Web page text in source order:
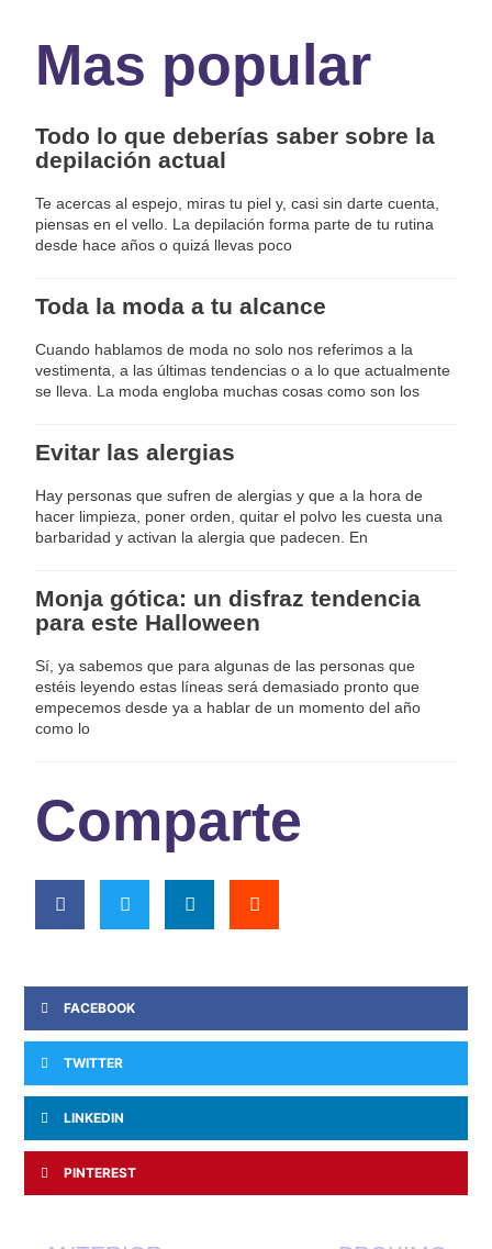
Mas popular
Todo lo que deberías saber sobre la
depilación actual
Te acercas al espejo, miras tu piel y, casi sin darte cuenta,
piensas en el vello. La depilación forma parte de tu rutina
desde hace años o quizá llevas poco
Toda la moda a tu alcance
Cuando hablamos de moda no solo nos referimos a la
vestimenta, a las últimas tendencias o a lo que actualmente
se lleva. La moda engloba muchas cosas como son los
Evitar las alergias
Hay personas que sufren de alergias y que a la hora de
hacer limpieza, poner orden, quitar el polvo les cuesta una
barbaridad y activan la alergia que padecen. En
Monja gótica: un disfraz tendencia
para este Halloween
Sí, ya sabemos que para algunas de las personas que
estéis leyendo estas líneas será demasiado pronto que
empecemos desde ya a hablar de un momento del año
como lo
Comparte
FACEBOOK
TWITTER
LINKEDIN
PINTEREST